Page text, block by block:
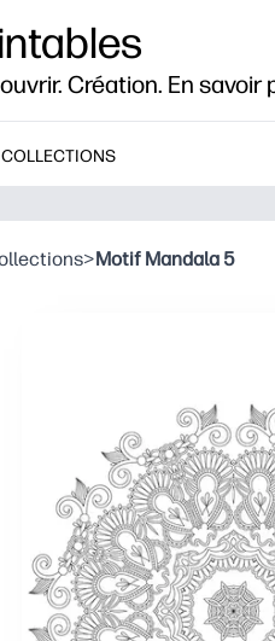
Création. En savoir
COLLECTIONS
>Motif Mandala 5